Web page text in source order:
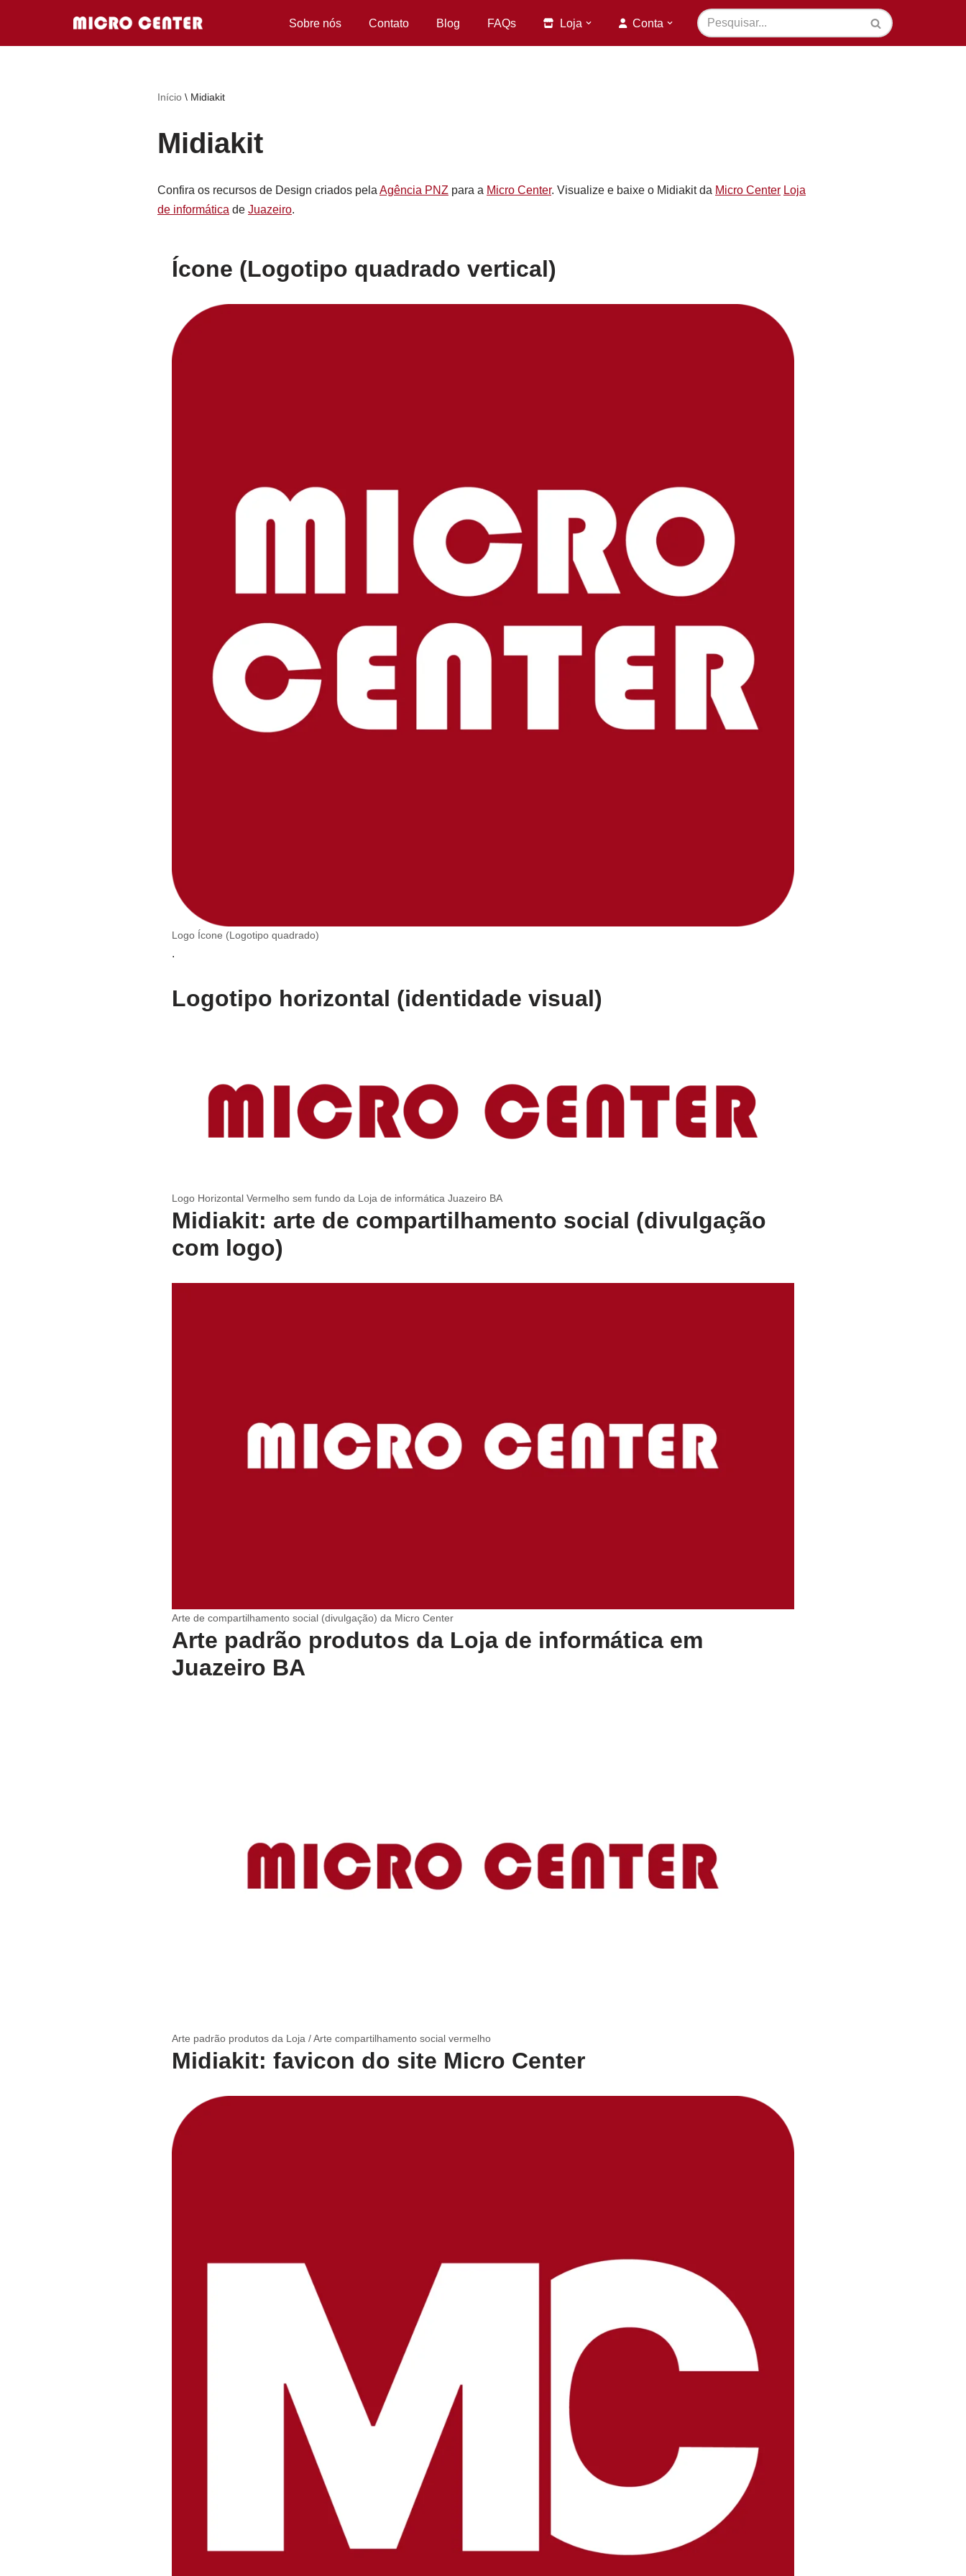
Sobre nós Contato Blog FAQs Loja Conta
Início \ Midiakit
Midiakit
Confira os recursos de Design criados pela Agência PNZ para a Micro Center. Visualize e baixe o Midiakit da Micro Center Loja
de informática de Juazeiro.
Ícone (Logotipo quadrado vertical)
Logo Ícone (Logotipo quadrado)
.
Logotipo horizontal (identidade visual)
Logo Horizontal Vermelho sem fundo da Loja de informática Juazeiro BA
Midiakit: arte de compartilhamento social (divulgação
com logo)
Arte de compartilhamento social (divulgação) da Micro Center
Arte padrão produtos da Loja de informática em
Juazeiro BA
Arte padrão produtos da Loja / Arte compartilhamento social vermelho
Midiakit: favicon do site Micro Center